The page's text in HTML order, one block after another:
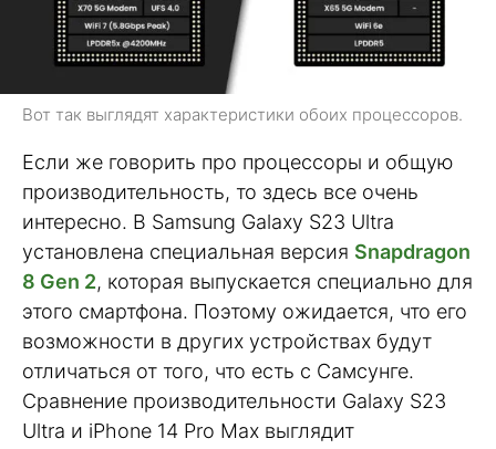
Вот так выглядят характеристики обоих процессоров.
Если же говорить про процессоры и общую
производительность, то здесь все очень
интересно. В Samsung Galaxy S23 Ultra
установлена специальная версия Snapdragon
8 Gen 2, которая выпускается специально для
этого смартфона. Поэтому ожидается, что его
возможности в других устройствах будут
отличаться от того, что есть с Самсунге.
Сравнение производительности Galaxy S23
Ultra и iPhone 14 Pro Max выглядит